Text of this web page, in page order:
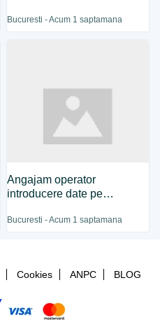
Bucuresti - Acum 1 saptamana
Angajam operator
introducere date pe
Bucuresti - Acum 1 saptamana
Cookies ANPC BLOG